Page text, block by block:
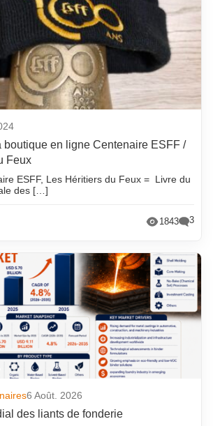
boutique en ligne Centenaire ESFF /
Feux
ESFF, Les Héritiers du Feux = Livre du
des […]
1843 3
6 Août. 2026
des liants de fonderie